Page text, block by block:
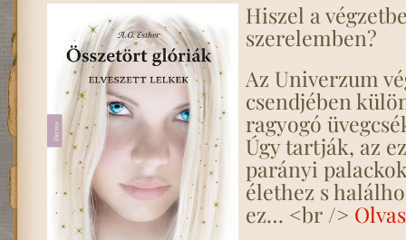
Hiszel a
szerelemben?
Az Univerzum
csendjében
ragyogó
Úgy tartják, az
parányi
élethez s
ez… <br />